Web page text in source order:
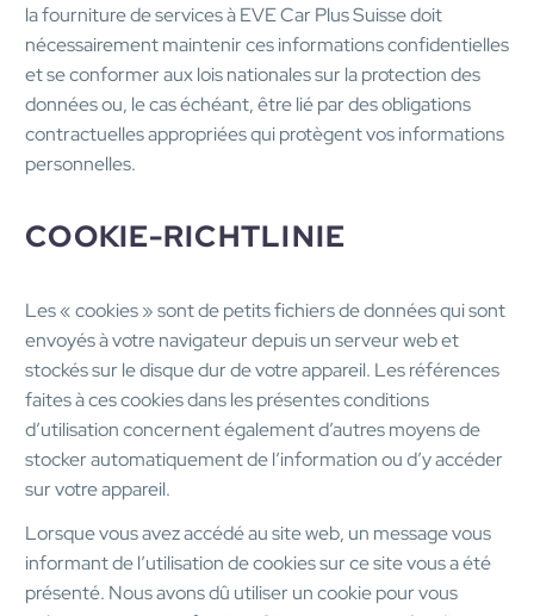
la fourniture de services à EVE Car Plus Suisse doit
nécessairement maintenir ces informations confidentielles
et se conformer aux lois nationales sur la protection des
données ou, le cas échéant, être lié par des obligations
contractuelles appropriées qui protègent vos informations
personnelles.
COOKIE-RICHTLINIE
Les « cookies » sont de petits fichiers de données qui sont
envoyés à votre navigateur depuis un serveur web et
stockés sur le disque dur de votre appareil. Les références
faites à ces cookies dans les présentes conditions
d’utilisation concernent également d’autres moyens de
stocker automatiquement de l’information ou d’y accéder
sur votre appareil.
Lorsque vous avez accédé au site web, un message vous
informant de l’utilisation de cookies sur ce site vous a été
présenté. Nous avons dû utiliser un cookie pour vous